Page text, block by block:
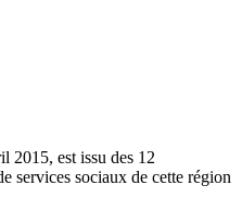
2015, est issu des 12
services sociaux de cette région